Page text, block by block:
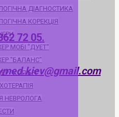
ДІАГНОСТИКА
КОРЕКЦІЯ
МОБІ "ДУЕТ"
"БАЛАНС"
"КОЛІБРІ"
НЕВРОЛОГА
72 05.